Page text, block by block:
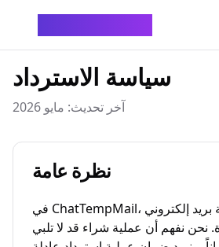
سياسة الاسترداد
آخر تحديث: مايو 2026
نظرة عامة
في ChatTempMail، نسعى لتقديم خدمة بريد إلكتروني
نحن نفهم أن عملية شراء قد لا تلبي